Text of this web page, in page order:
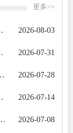
更多>>
培训提质增效 2026-08-03
育走深走实 2026-07-31
员远程教育工作走深走实 2026-07-28
培训质效 2026-07-14
强化党员教育资源建设 2026-07-08